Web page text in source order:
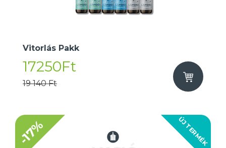
Vitorlás Pakk
17250Ft
19 140 Ft
ÚJ TERMÉK
-17%